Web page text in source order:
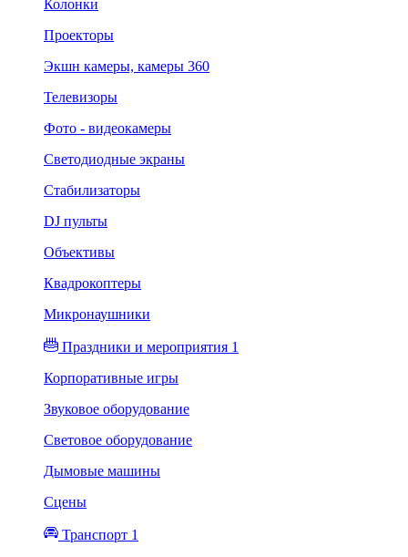
Колонки
Проекторы
Экшн камеры, камеры 360
Телевизоры
Фото - видеокамеры
Светодиодные экраны
Стабилизаторы
DJ пульты
Объективы
Квадрокоптеры
Микронаушники
Праздники и мероприятия 1
Корпоративные игры
Звуковое оборудование
Световое оборудование
Дымовые машины
Сцены
Транспорт 1